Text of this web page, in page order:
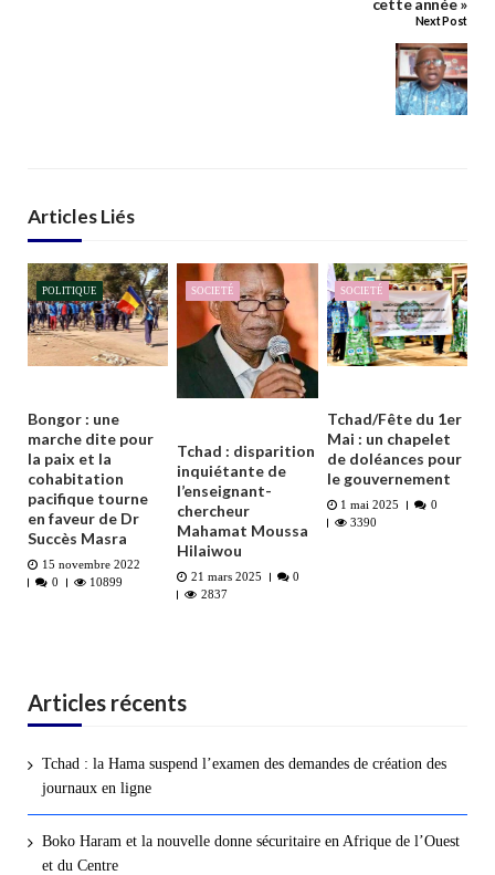
cette année »
Next Post
Articles Liés
POLITIQUE
Bongor : une
marche dite pour
la paix et la
cohabitation
pacifique tourne
en faveur de Dr
Succès Masra
15 novembre 2022
0
10899
SOCIETÉ
Tchad : disparition
inquiétante de
l’enseignant-
chercheur
Mahamat Moussa
Hilaiwou
21 mars 2025
0
2837
SOCIETÉ
Tchad/Fête du 1er
Mai : un chapelet
de doléances pour
le gouvernement
1 mai 2025
0
3390
Articles récents
Tchad : la Hama suspend l’examen des demandes de création des
journaux en ligne
Boko Haram et la nouvelle donne sécuritaire en Afrique de l’Ouest
et du Centre